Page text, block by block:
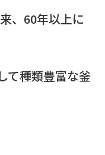
、60年以上に
て種類豊富な釜